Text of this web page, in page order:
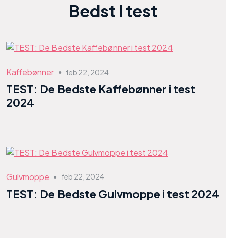
Bedst i test
Kaffebønner ● feb 22, 2024
TEST: De Bedste Kaffebønner i test
2024
Gulvmoppe ● feb 22, 2024
TEST: De Bedste Gulvmoppe i test 2024